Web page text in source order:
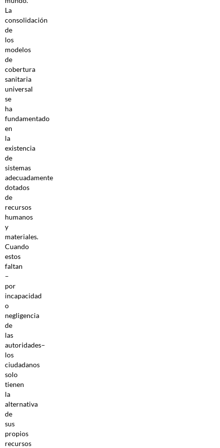
La
consolidación
de
los
modelos
de
cobertura
sanitaria
universal
se
ha
fundamentado
en
la
existencia
de
sistemas
adecuadamente
dotados
de
recursos
humanos
y
materiales.
Cuando
estos
faltan
–
por
incapacidad
o
negligencia
de
las
autoridades–
los
ciudadanos
solo
tienen
la
alternativa
de
sus
propios
recursos